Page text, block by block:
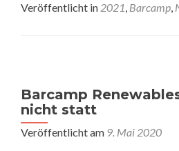
about
geht
Veröffentlicht in 2021, Barcamp,
Barcamp
nicht statt
Veröffentlicht am 9. Mai 2020